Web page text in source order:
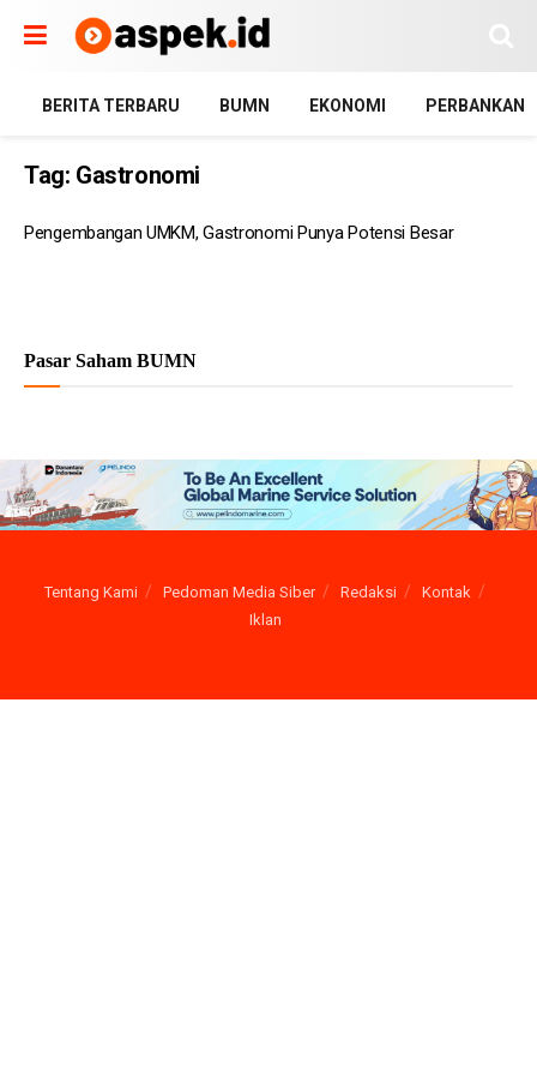
BERITA TERBARU BUMN EKONOMI PERBANKAN
Tag: Gastronomi
Pengembangan UMKM, Gastronomi Punya Potensi Besar
Pasar Saham BUMN
Tentang Kami Pedoman Media Siber Redaksi
Kontak
Iklan